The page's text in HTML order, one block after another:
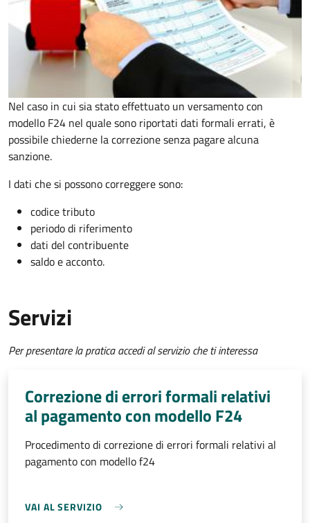
Nel caso in cui sia stato effettuato un versamento con
modello F24 nel quale sono riportati dati formali errati, è
possibile chiederne la correzione senza pagare alcuna
sanzione.
I dati che si possono correggere sono:
codice tributo
periodo di riferimento
dati del contribuente
saldo e acconto.
Servizi
Per presentare la pratica accedi al servizio che ti interessa
Correzione di errori formali relativi
al pagamento con modello F24
Procedimento di correzione di errori formali relativi al
pagamento con modello f24
VAI AL SERVIZIO